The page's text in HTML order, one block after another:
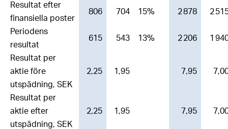
Resultat efter
finansiella poster
806 704 15% 2 878 2
Periodens
resultat
615 543 13% 2 206 1
Resultat per
aktie före
utspädning, SEK
2,25 1,95 7,95
Resultat per
aktie efter
utspädning, SEK
2,25 1,95 7,95